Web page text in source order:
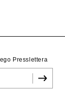
Presslettera